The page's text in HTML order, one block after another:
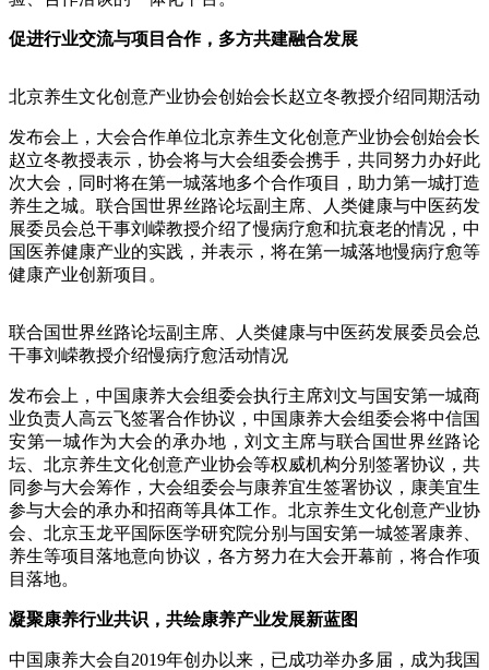
促进行业交流与项目合作，多方共建融合发展
北京养生文化创意产业协会创始会长赵立冬教授介绍同期活动
发布会上，大会合作单位北京养生文化创意产业协会创始会长
赵立冬教授表示，协会将与大会组委会携手，共同努力办好此
次大会，同时将在第一城落地多个合作项目，助力第一城打造
养生之城。联合国世界丝路论坛副主席、人类健康与中医药发
展委员会总干事刘嵘教授介绍了慢病疗愈和抗衰老的情况，中
国医养健康产业的实践，并表示，将在第一城落地慢病疗愈等
健康产业创新项目。
联合国世界丝路论坛副主席、人类健康与中医药发展委员会总
干事刘嵘教授介绍慢病疗愈活动情况
发布会上，中国康养大会组委会执行主席刘文与国安第一城商
业负责人高云飞签署合作协议，中国康养大会组委会将中信国
安第一城作为大会的承办地，刘文主席与联合国世界丝路论
坛、北京养生文化创意产业协会等权威机构分别签署协议，共
同参与大会筹作，大会组委会与康养宜生签署协议，康美宜生
参与大会的承办和招商等具体工作。北京养生文化创意产业协
会、北京玉龙平国际医学研究院分别与国安第一城签署康养、
养生等项目落地意向协议，各方努力在大会开幕前，将合作项
目落地。
凝聚康养行业共识， 共绘康养产业发展新蓝图
中国康养大会自2019年创办以来，已成功举办多届，成为我国